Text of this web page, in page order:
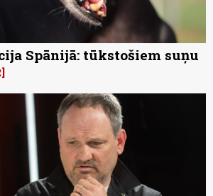
Spānijā: tūkstošiem suņu